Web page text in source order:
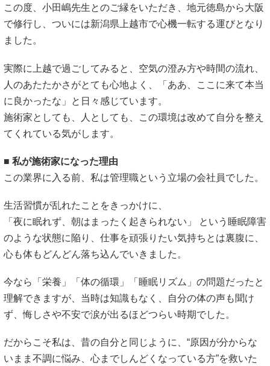
この度、小田嶋先生とのご縁をいただき、地元徳島から大阪
で修行し、ついには新潟県上越市で心機一転する運びとなり
ました。
実際に上越で過ごしてみると、空気の澄み方や時間の流れ、
人のあたたかさがとても心地よく、「ああ、ここに来て本当
に良かったな」と日々感じています。
施術家としても、人としても、この環境は改めて自分を整え
てくれている気がします。
■ 私が施術家になった理由
この業界に入る前、私は管理職という立場の会社員でした。
生活習慣が乱れたことをきっかけに、
「夜に眠れず、朝はまったく起きられない」 という睡眠障害
のような状態に陥り、仕事を頑張りたい気持ちとは裏腹に、
心も体もどんどん落ち込んでいきました。
今なら「栄養」「体の循環」「睡眠リズム」の問題だったと
理解できますが、当時は知識もなく、自分の体の声も聞け
ず、悔しさや不安で涙が出るほどつらい時期でした。
だからこそ私は、昔の自分と同じように、“原因が分からな
いまま不調に悩み、心までしんどくなっている方”を救いた